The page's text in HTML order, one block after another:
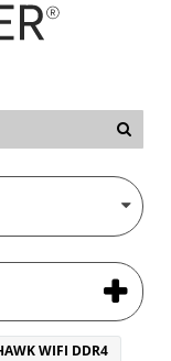
WIFI DDR4